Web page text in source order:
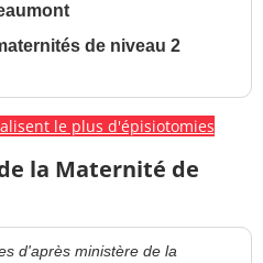
de niveau 2
le plus d'épisiotomies
la Maternité de
d'après ministère de la